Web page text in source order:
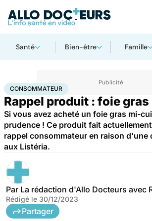
Santé Bien-être Famille
AccueilSantéConsommateur
CONSOMMATEUR
Rappel produit : foie
Si vous avez acheté un foie gras mi-
prudence ! Ce produit fait actuellement
rappel consommateur en raison d'une
aux Listéria.
Par La rédaction d'Allo Docteurs avec
Rédigé le 30/12/2023
Partager